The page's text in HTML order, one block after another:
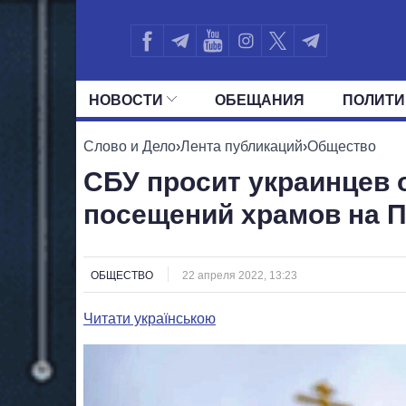
НОВОСТИ ОБЕЩАНИЯ
ВСЕ ПОЛИТИКИ ПРЕЗИДЕНТ И
Слово и Дело›Лента публикаций›Общество
СБУ просит украинцев
посещений храмов на
ОБЩЕСТВО 22 апреля 2022, 13:23
Читати українською